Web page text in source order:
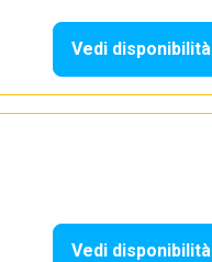
Vedi disponibilità
Vedi disponibilità